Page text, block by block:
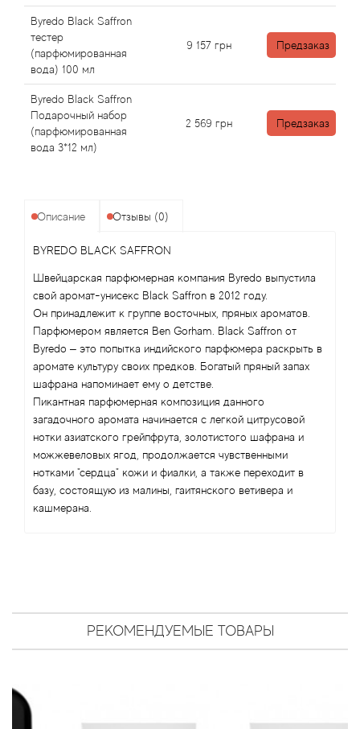
Byredo Black Saffron
тестер
(парфюмированная
вода) 100 мл
9 157 грн Предзаказ
Byredo Black Saffron
Подарочный набор
(парфюмированная
вода 3*12 мл)
2 569 грн Предзаказ
Описание Отзывы (0)
BYREDO BLACK SAFFRON
Швейцарская парфюмерная компания Byredo выпустила
свой аромат-унисекс Black Saffron в 2012 году.
Он принадлежит к группе восточных, пряных ароматов.
Парфюмером является Ben Gorham. Black Saffron от
Byredo – это попытка индийского парфюмера раскрыть в
аромате культуру своих предков. Богатый пряный запах
шафрана напоминает ему о детстве.
Пикантная парфюмерная композиция данного
загадочного аромата начинается с легкой цитрусовой
нотки азиатского грейпфрута, золотистого шафрана и
можжевеловых ягод, продолжается чувственными
нотками "сердца" кожи и фиалки, а также переходит в
базу, состоящую из малины, гаитянского ветивера и
кашмерана.
РЕКОМЕНДУЕМЫЕ ТОВАРЫ
Angel Schlesser
Anima Mundi
Annayake
Annick Goutal
Antonia's Flowers
Antonio Banderas
Antonio Puig
Antonio Visconti
Arabesque Perfumes
Arabiyat
Armaf
Armand Basi
Arrogance